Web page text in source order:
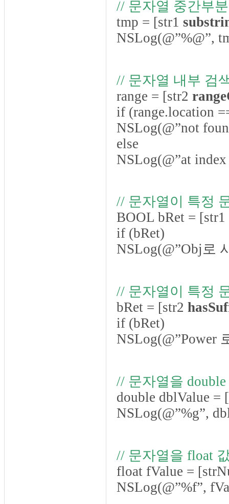
// 문자열 중간부
tmp = [str1
NSLog(@”%@”,
// 문자열 내부 검
range = [str2
if (range.location
NSLog(@”not
else
NSLog(@”at
// 문자열이 특정
BOOL bRet = [str1
if (bRet)
NSLog(@”Obj로
// 문자열이 특정
bRet = [str2
if (bRet)
NSLog(@”Power
// 문자열을
double dblValue =
NSLog(@”%g”,
// 문자열을 float
float fValue =
NSLog(@”%f”,